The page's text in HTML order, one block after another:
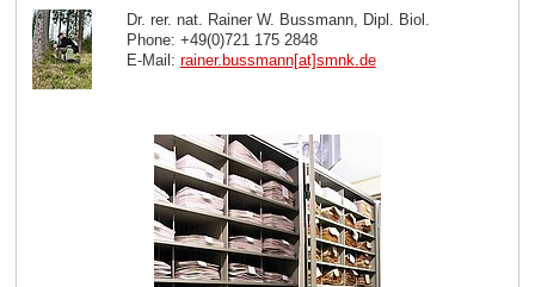
Dr. rer. nat. Rainer W. Bussmann, Dipl. Biol.
Phone: +49(0)721 175 2848
E-Mail: rainer.bussmann[at]smnk de